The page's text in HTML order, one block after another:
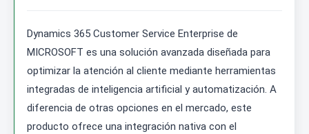
Dynamics 365 Customer Service Enterprise de
MICROSOFT es una solución avanzada diseñada para
optimizar la atención al cliente mediante herramientas
integradas de inteligencia artificial y automatización. A
diferencia de otras opciones en el mercado, este
producto ofrece una integración nativa con el